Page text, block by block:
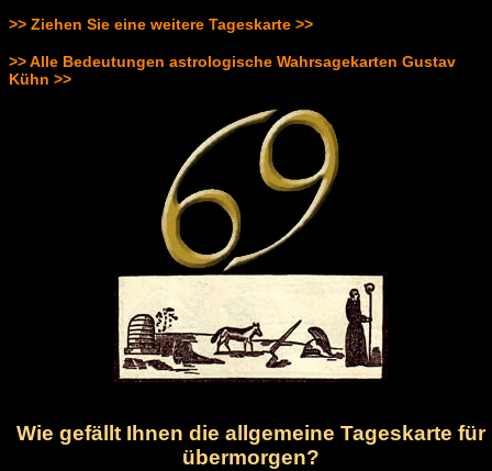
>> Ziehen Sie eine weitere Tageskarte >>
>> Alle Bedeutungen astrologische Wahrsagekarten Gustav
Kühn >>
Wie gefällt Ihnen die allgemeine Tageskarte für
übermorgen?